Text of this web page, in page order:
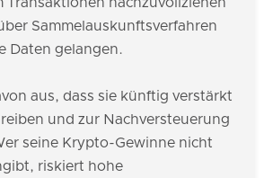
Sammelauskunftsverfahren
Daten gelangen.
aus, dass sie künftig verstärkt
und zur Nachversteuerung
seine Krypto-Gewinne nicht
riskiert hohe